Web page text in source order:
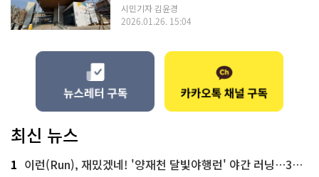
시민기자 김윤경
2026.01.26. 15:04
최신 뉴스
1 이런(Run), 재밌겠네! '양재천 달빛야행런' 야간 러닝…300명 모집